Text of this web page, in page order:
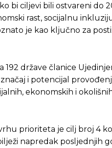
bi cilјevi bili ostvareni do
rast, socijalnu
je kao ključno za
države članice
i potencijal
ekonomskih i
prioriteta je cilj broj 4
napredak posljednjih